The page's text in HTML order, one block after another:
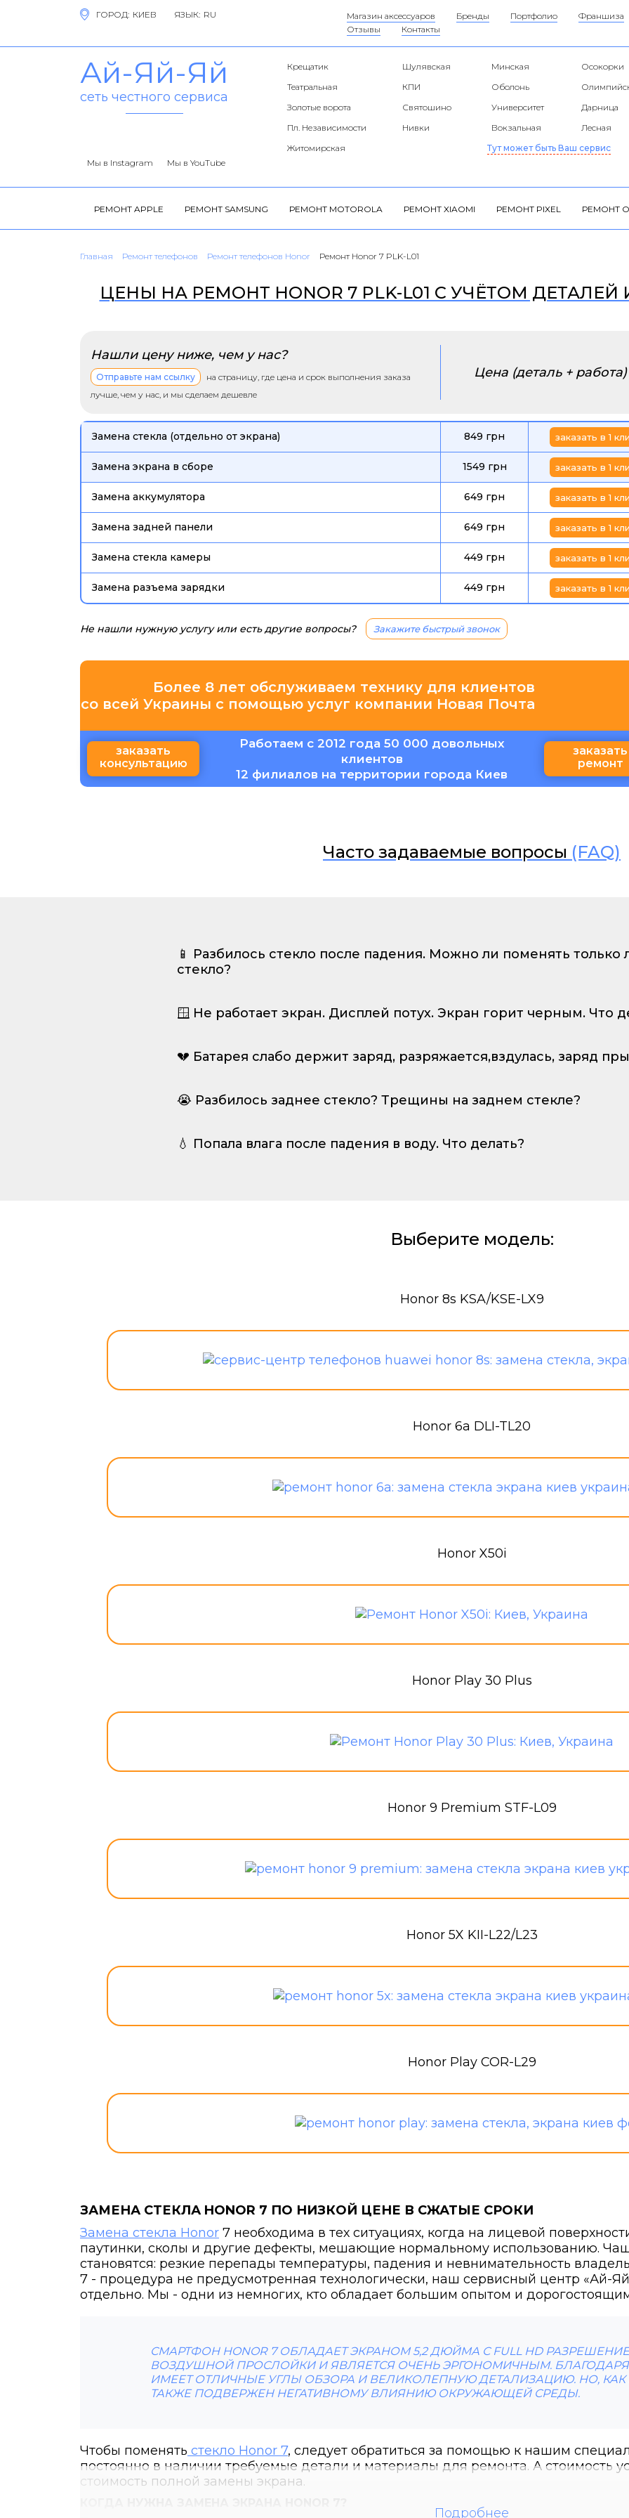
ГОРОД: ЯЗЫК: Магазин аксессуаров Бренды Портфолио Франшиза
Отзывы
Контакты
Ай-Яй-Яй
сеть честного сервиса
Мы в Instagram Мы в YouTube
Крещатик Шулявская Минская
Осокорки
Театральная
КПИ Оболонь
Золотые ворота
Святошино Университет
Дарница
Пл. Независимости
Нивки Вокзальная
Лесная
Житомирская
Тут может быть Ваш сервис
РЕМОНТ APPLE РЕМОНТ SAMSUNG РЕМОНТ MOTOROLA РЕМОНТ XIAOMI РЕМОНТ PIXEL РЕМОНТ
Главная Ремонт телефонов Ремонт телефонов Honor Ремонт Honor 7 PLK-L01
ЦЕНЫ НА РЕМОНТ HONOR 7 PLK-L01 С УЧЁТОМ
Нашли цену ниже, чем у нас?
Отправьте нам ссылку
на страницу, где цена и срок выполнения заказа
лучше, чем у нас, и мы сделаем дешевле
Цена (деталь + работа)
Замена стекла (отдельно от экрана) 849 грн заказать в 1
Замена экрана в сборе 1549 грн заказать в 1
Замена аккумулятора 649 грн заказать в 1
Замена задней панели 649 грн заказать в 1
Замена стекла камеры 449 грн заказать в 1
Замена разъема зарядки 449 грн заказать в 1
Не нашли нужную услугу или есть другие вопросы? Закажите быстрый звонок
Более 8 лет обслуживаем технику для клиентов
со всей Украины с помощью услуг компании Новая Почта
заказать
консультацию
Работаем с 2012 года 50 000 довольных
клиентов
12 филиалов на территории города Киев
заказать
ремонт
Часто задаваемые вопросы (FAQ)
📱 Разбилось стекло после падения. Можно ли поменять только
стекло?
🪟 Не работает экран. Дисплей потух. Экран горит черным. Что
💔 Батарея слабо держит заряд, разряжается,вздулась, заряд
😭 Разбилось заднее стекло? Трещины на заднем стекле?
💧 Попала влага после падения в воду. Что делать?
Выберите модель:
Honor 8s KSA/KSE-LX9
Honor 6a DLI-TL20
Honor X50i
Honor Play 30 Plus
Honor 9 Premium STF-L09
Honor 5X KII-L22/L23
Honor Play COR-L29
ЗАМЕНА СТЕКЛА HONOR 7 ПО НИЗКОЙ ЦЕНЕ В СЖАТЫЕ СРОКИ
Замена стекла Honor 7 необходима в тех ситуациях, когда на лицевой
паутинки, сколы и другие дефекты, мешающие нормальному использованию.
становятся: резкие перепады температуры, падения и невнимательность
7 - процедура не предусмотренная технологически, наш сервисный центр «Ай-
отдельно. Мы - одни из немногих, кто обладает большим опытом и
СМАРТФОН HONOR 7 ОБЛАДАЕТ ЭКРАНОМ 5,2 ДЮЙМА С FULL HD
ВОЗДУШНОЙ ПРОСЛОЙКИ И ЯВЛЯЕТСЯ ОЧЕНЬ ЭРГОНОМИЧНЫМ. БЛАГОДАРЯ
ИМЕЕТ ОТЛИЧНЫЕ УГЛЫ ОБЗОРА И ВЕЛИКОЛЕПНУЮ ДЕТАЛИЗАЦИЮ. НО,
ТАКЖЕ ПОДВЕРЖЕН НЕГАТИВНОМУ ВЛИЯНИЮ ОКРУЖАЮЩЕЙ СРЕДЫ.
Чтобы поменять стекло Honor 7, следует обратиться за помощью к нашим
постоянно в наличии требуемые детали и материалы для ремонта. А стоимость
стоимость полной замены экрана.
Подробнее